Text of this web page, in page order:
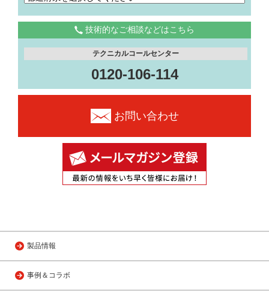
技術的なご相談などはこちら
テクニカルコールセンター
0120-106-114
お問い合わせ
製品情報
事例＆コラボ